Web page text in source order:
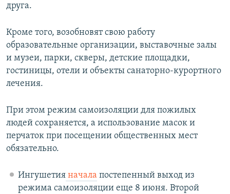
друга.
Кроме того, возобновят свою работу
образовательные организации, выставочные залы
и музеи, парки, скверы, детские площадки,
гостиницы, отели и объекты санаторно-курортного
лечения.
При этом режим самоизоляции для пожилых
людей сохраняется, а использование масок и
перчаток при посещении общественных мест
обязательно.
Ингушетияначала постепенный выход из
режима самоизоляции еще 8 июня. Второй